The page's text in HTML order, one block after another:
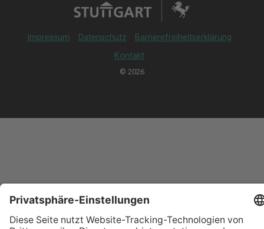
Impressum Datenschutz
Barrierefreiheitserklärung
Kontakt
© 2026